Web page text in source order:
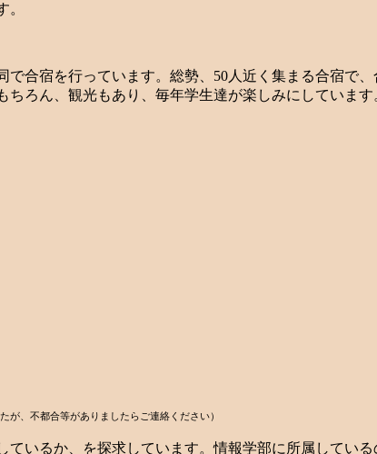
合宿を行っています。総勢、50人近く集まる合宿で
ろん、観光もあり、毎年学生達が楽しみにしています
が、不都合等がありましたらご連絡ください）
いるか、を探求しています。情報学部に所属してい